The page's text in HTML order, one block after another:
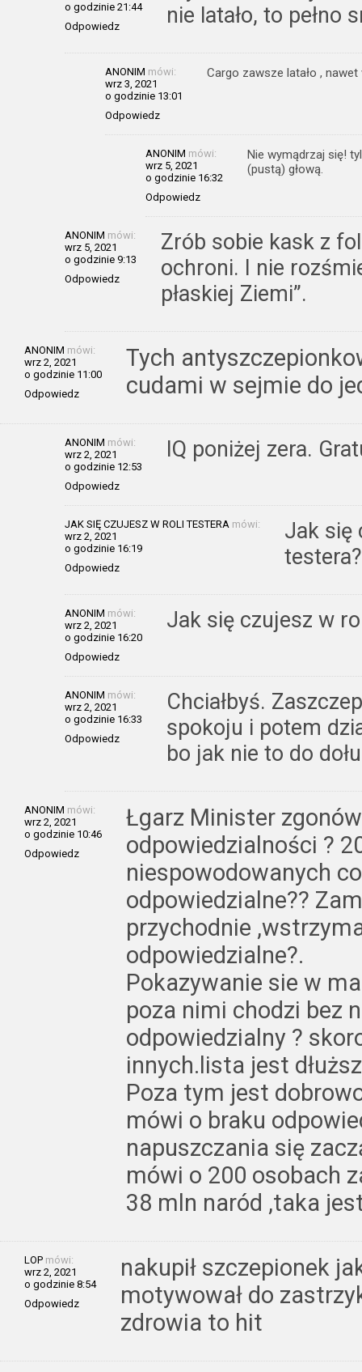
o godzinie 21:44
Odpowiedz
nie latało, to pełno
ANONIM mówi:
wrz 3, 2021
o godzinie 13:01
Odpowiedz
Cargo zawsze latało ,
ANONIM mówi:
wrz 5, 2021
o godzinie 16:32
Odpowiedz
Nie wymądrzaj się!
(pustą) głową.
ANONIM mówi:
wrz 5, 2021
o godzinie 9:13
Odpowiedz
Zrób sobie kask z
ochroni. I nie
płaskiej Ziemi”.
ANONIM mówi:
wrz 2, 2021
o godzinie 11:00
Odpowiedz
Tych
cudami w sejmie do
ANONIM mówi:
wrz 2, 2021
o godzinie 12:53
Odpowiedz
IQ poniżej zera.
JAK SIĘ CZUJESZ W ROLI TESTERA mówi:
wrz 2, 2021
o godzinie 16:19
Odpowiedz
Jak się
testera?
ANONIM mówi:
wrz 2, 2021
o godzinie 16:20
Odpowiedz
Jak się czujesz w
ANONIM mówi:
wrz 2, 2021
o godzinie 16:33
Odpowiedz
Chciałbyś.
spokoju i potem
bo jak nie to do
ANONIM mówi:
wrz 2, 2021
o godzinie 10:46
Odpowiedz
Łgarz Minister
odpowiedzialności ?
niespowodowanych
odpowiedzialne??
przychodnie
odpowiedzialne?.
Pokazywanie sie w
poza nimi chodzi bez
odpowiedzialny ?
innych.lista jest
Poza tym jest
mówi o braku
napuszczania się
mówi o 200 osobach
38 mln naród ,taka
LOP mówi:
wrz 2, 2021
o godzinie 8:54
Odpowiedz
nakupił szczepionek
motywował do
zdrowia to hit